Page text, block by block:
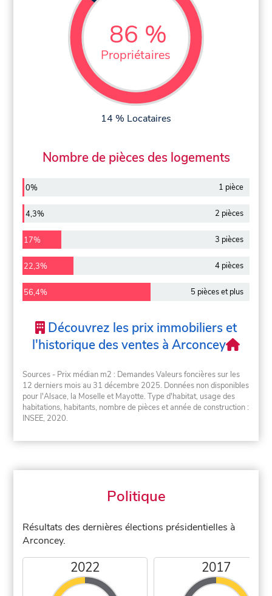
86 %
Propriétaires
14 % Locataires
Nombre de pièces des logements
0% 1 pièce
4,3% 2 pièces
17% 3 pièces
22,3% 4 pièces
56,4% 5 pièces et plus
Découvrez les prix immobiliers et
l'historique des ventes à Arconcey
Sources - Prix médian m2 : Demandes Valeurs foncières sur les
12 derniers mois au 31 décembre 2025. Données non disponibles
pour l'Alsace, la Moselle et Mayotte. Type d'habitat, usage des
habitations, habitants, nombre de pièces et année de construction :
INSEE, 2020.
Politique
Résultats des dernières élections présidentielles à
Arconcey.
2022 2017